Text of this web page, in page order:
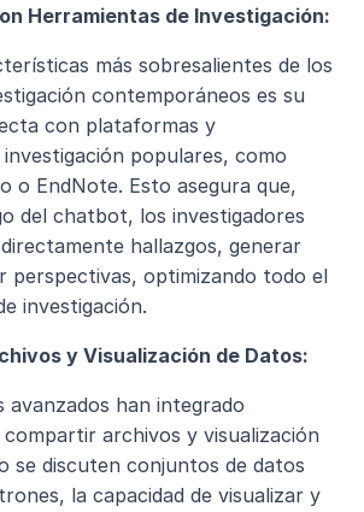
Herramientas de Investigación:
más sobresalientes de los
contemporáneos es su
con plataformas y
populares, como
o EndNote. Esto asegura que,
del chatbot, los investigadores
hallazgos, generar
perspectivas, optimizando todo el
investigación.
y Visualización de Datos:
han integrado
archivos y visualización
se discuten conjuntos de datos
la capacidad de visualizar y